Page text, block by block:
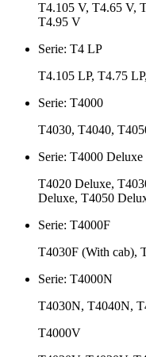
T4.105 V, T4.65 V,
T4.95 V
Serie: T4 LP
T4.105 LP, T4.75
Serie: T4000
T4030, T4040,
Serie: T4000 Deluxe
T4020 Deluxe,
Deluxe, T4050
Serie: T4000F
T4030F (With cab),
Serie: T4000N
T4030N, T4040N,
T4000V